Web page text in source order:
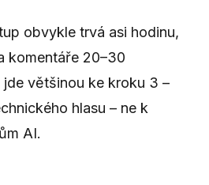
obvykle trvá asi hodinu,
komentáře 20–30
většinou ke kroku 3 –
hlasu – ne k
AI.